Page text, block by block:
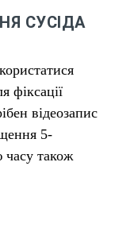
СУСІДА
фіксації
відеозапис
5-
часу також